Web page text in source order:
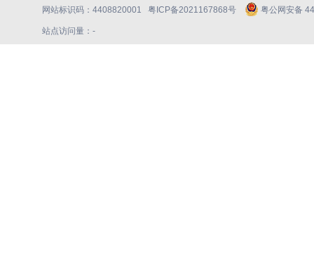
网站标识码：4408820001 粤ICP备2021167868号 粤公网安备
站点访问量： -